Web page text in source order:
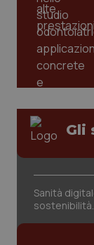
Gli
Sanità
_ga